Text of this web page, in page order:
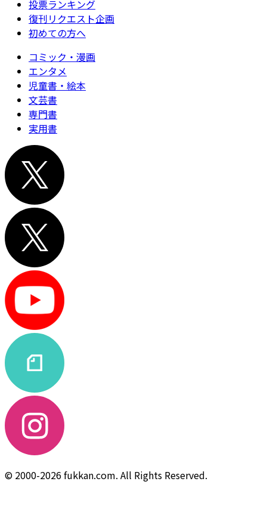
投票ランキング
復刊リクエスト企画
初めての方へ
コミック・漫画
エンタメ
児童書・絵本
文芸書
専門書
実用書
© 2000-2026 fukkan.com. All Rights Reserved.